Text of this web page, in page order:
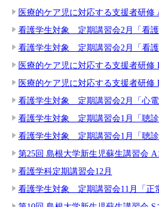
医療的ケア児に対応する支援者研修
看護学生対象 定期講習会2月「看護
看護学生対象 定期講習会2月「看護
医療的ケア児に対応する支援者研修
医療的ケア児に対応する支援者研修
看護学生対象 定期講習会2月「心電
看護学生対象 定期講習会1月「聴診
看護学生対象 定期講習会1月「聴診
第25回 島根大学新生児蘇生講習会 A
看護学科定期講習会12月
看護学生対象 定期講習会11月「正